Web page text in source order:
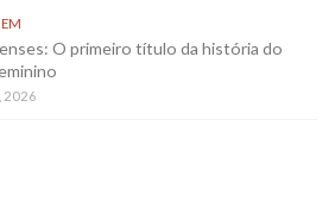
O primeiro título da história do
2026